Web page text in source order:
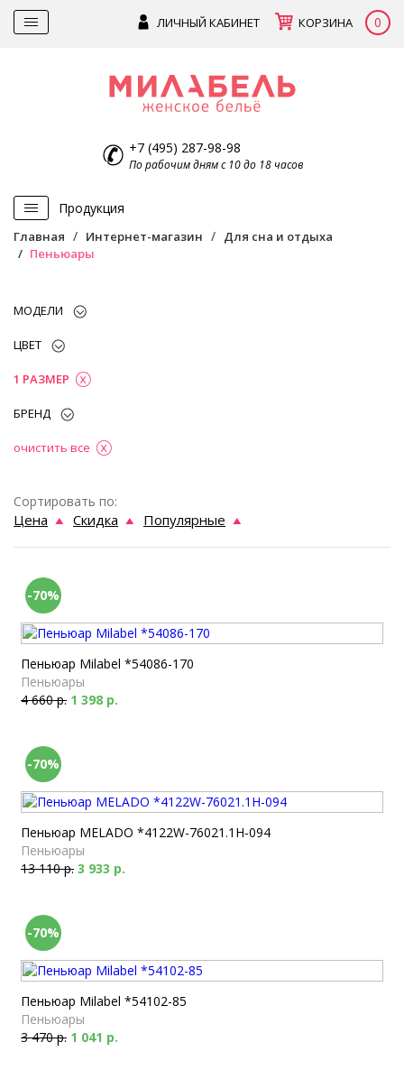
ЛИЧНЫЙ КАБИНЕТ КОРЗИНА 0
+7 (495) 287-98-98
По рабочим дням с 10 до 18 часов
Продукция
Главная Интернет-магазин
Для сна и отдыха
Пеньюары
МОДЕЛИ
ЦВЕТ
1 РАЗМЕР
БРЕНД
очистить все
Сортировать по:
Цена Скидка Популярные
-70%
Пеньюар Milabel *54086-170
Пеньюары
4 660 р. 1 398 р.
-70%
Пеньюар MELADO *4122W-76021.1H-094
Пеньюары
13 110 р. 3 933 р.
-70%
Пеньюар Milabel *54102-85
Пеньюары
3 470 р. 1 041 р.